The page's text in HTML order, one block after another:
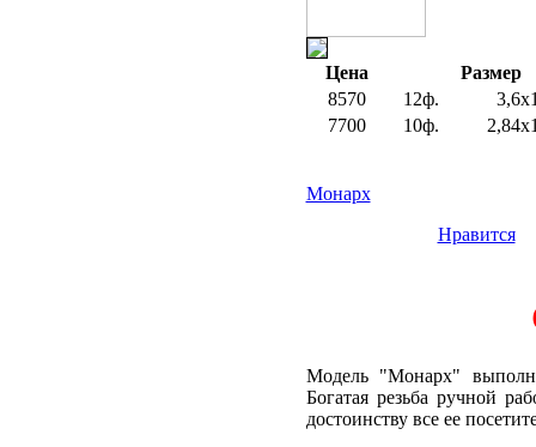
Цена
Размер
8570
12ф.
7700
10ф.
Монарх
Нравится
Модель "Монарх"
Богатая резьба ручной
достоинству все ее